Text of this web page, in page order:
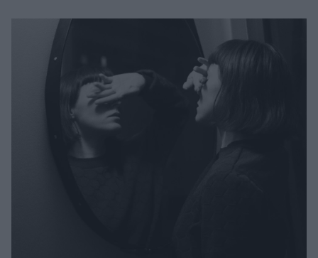
Μαλλιά - Νύχια
Beauty News
Well being
Υγεία + Διατροφή